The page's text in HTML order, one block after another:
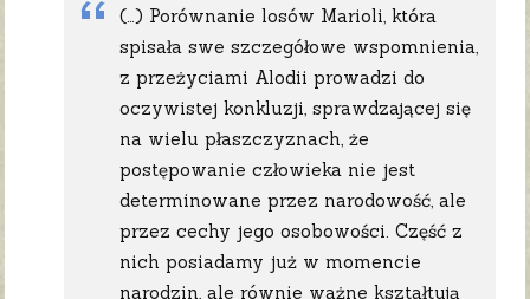
(…) Porównanie losów Marioli, która
spisała swe szczegółowe wspomnienia,
z przeżyciami Alodii prowadzi do
oczywistej konkluzji, sprawdzającej się
na wielu płaszczyznach, że
postępowanie człowieka nie jest
determinowane przez narodowość, ale
przez cechy jego osobowości. Część z
nich posiadamy już w momencie
narodzin, ale równie ważne kształtują